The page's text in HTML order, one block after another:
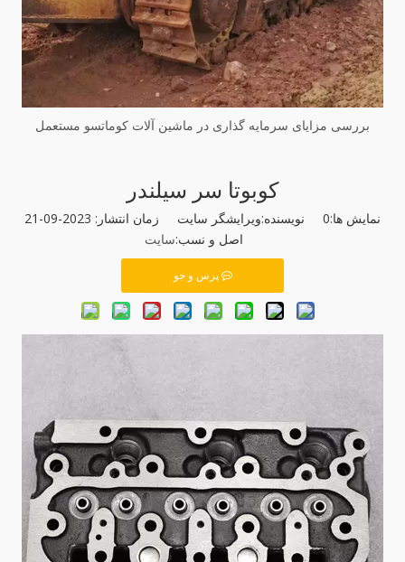
بررسی مزایای سرمایه گذاری در ماشین آلات کوماتسو مستعمل
کوبوتا سر سیلندر
نمایش ها:0
نویسنده:ویرایشگر سایت زمان انتشار: 2023-09-21
اصل و نسب:سایت
پرس و جو